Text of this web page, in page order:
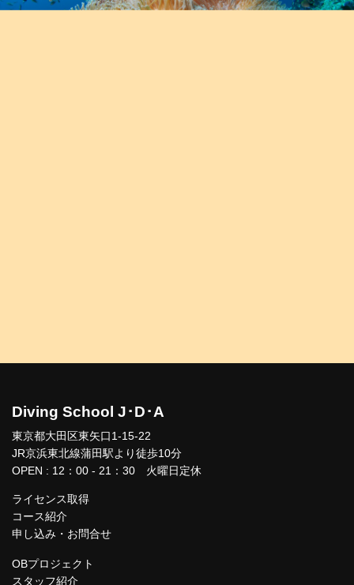
Diving School J･D･A
東京都大田区東矢口1-15-22
JR京浜東北線蒲田駅より徒歩10分
OPEN : 12：00 - 21：30 火曜日定休
ライセンス取得
コース紹介
申し込み・お問合せ
OBプロジェクト
スタッフ紹介